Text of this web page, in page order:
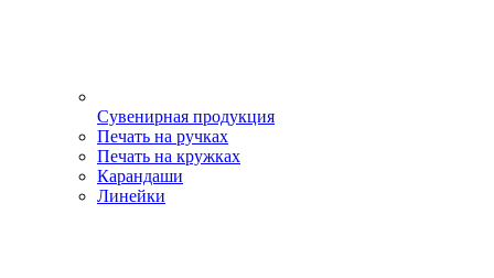
Сувенирная продукция
Печать на ручках
Печать на кружках
Карандаши
Линейки